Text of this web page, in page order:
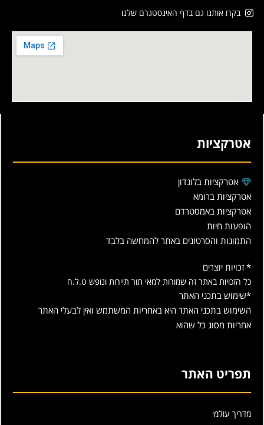
בקרו אותנו גם בדף האינסטגרם שלנו
אטרקציות
אטרקציות בלונדון
אטרקציות ברומא
אטרקציות באמסטרדם
הופעות חיות
התמונות והסרטונים באתר להמחשה בלבד
* זכויות יוצרים
כל הזכויות באתר זה שמורות למאי תור תיירות ונופש ט.ל.ח
*שימוש בתכני האתר
השימוש בתכני האתר היא באחריות המשתמש ואין לבעלי האתר
אחריות מסוג כל שהוא
תפריט האתר
מדריך עולמי